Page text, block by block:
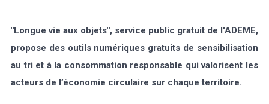
"Longue vie aux objets", service public gratuit de l'ADEME,
propose des outils numériques gratuits de sensibilisation
au tri et à la consommation responsable qui valorisent les
acteurs de l’économie circulaire sur chaque territoire.